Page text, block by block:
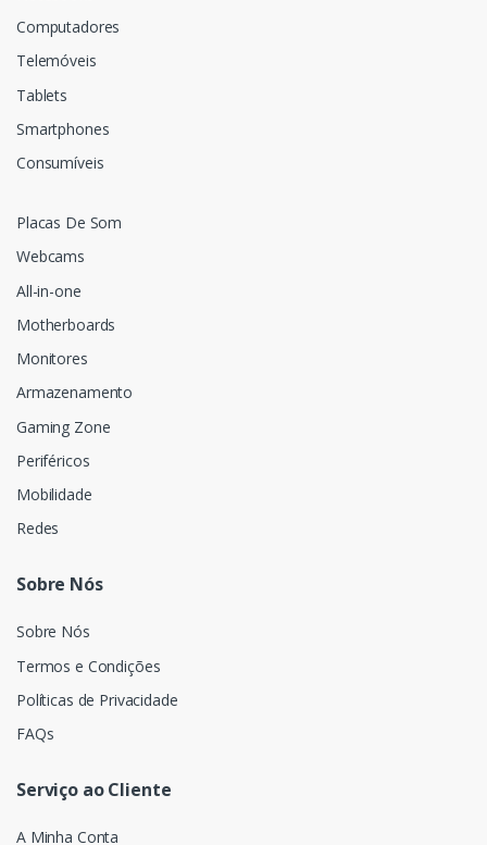
Computadores
Telemóveis
Tablets
Smartphones
Consumíveis
Placas De Som
Webcams
All-in-one
Motherboards
Monitores
Armazenamento
Gaming Zone
Periféricos
Mobilidade
Redes
Sobre Nós
Sobre Nós
Termos e Condições
Políticas de Privacidade
FAQs
Serviço ao Cliente
A Minha Conta